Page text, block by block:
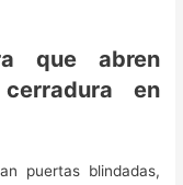
que abren
en
puertas blindadas,